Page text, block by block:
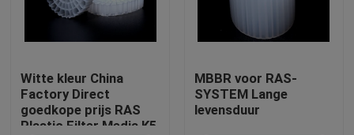
Witte kleur China
Factory Direct
goedkope prijs RAS
Plastic Filter Media K5
MBBR voor RAS-
SYSTEM Lange
levensduur